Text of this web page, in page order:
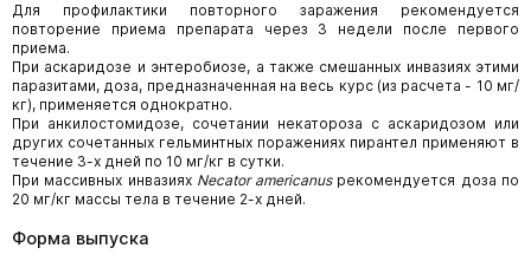
Для профилактики повторного заражения рекомендуется
повторение приема препарата через 3 недели после первого
приема.
При аскаридозе и энтеробиозе, а также смешанных инвазиях этими
паразитами, доза, предназначенная на весь курс (из расчета - 10 мг/
кг), применяется однократно.
При анкилостомидозе, сочетании некатороза с аскаридозом или
других сочетанных гельминтных поражениях пирантел применяют в
течение 3-х дней по 10 мг/кг в сутки.
При массивных инвазиях Necator americanusрекомендуется доза по
20 мг/кг массы тела в течение 2-х дней.
Форма выпуска